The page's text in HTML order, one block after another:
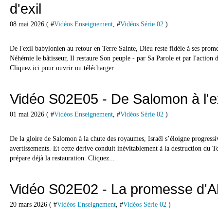
d'exil
08 mai 2026 ( #Vidéos Enseignement, #Vidéos Série 02 )
De l'exil babylonien au retour en Terre Sainte, Dieu reste fidèle à ses
Néhémie le bâtisseur, Il restaure Son peuple - par Sa Parole et par
Cliquez ici pour ouvrir ou télécharger...
Vidéo S02E05 - De Salomon à
01 mai 2026 ( #Vidéos Enseignement, #Vidéos Série 02 )
De la gloire de Salomon à la chute des royaumes, Israël s’éloigne
avertissements. Et cette dérive conduit inévitablement à la destruction du
prépare déjà la restauration. Cliquez...
Vidéo S02E02 - La promesse
20 mars 2026 ( #Vidéos Enseignement, #Vidéos Série 02 )